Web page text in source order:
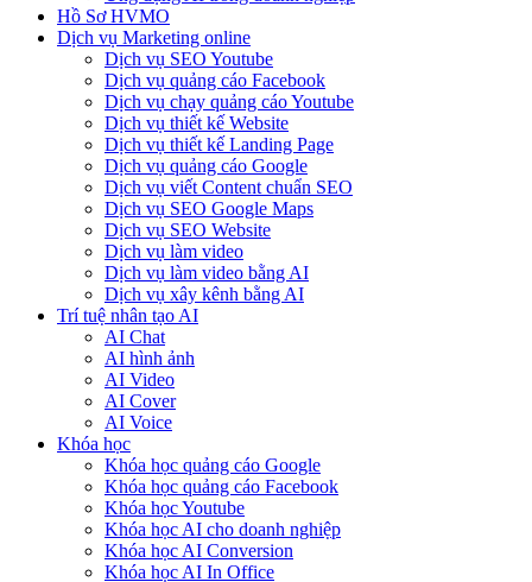
Hồ Sơ HVMO
Dịch vụ Marketing online
Dịch vụ SEO Youtube
Dịch vụ quảng cáo Facebook
Dịch vụ chạy quảng cáo Youtube
Dịch vụ thiết kế Website
Dịch vụ thiết kế Landing Page
Dịch vụ quảng cáo Google
Dịch vụ viết Content chuẩn SEO
Dịch vụ SEO Google Maps
Dịch vụ SEO Website
Dịch vụ làm video
Dịch vụ làm video bằng AI
Dịch vụ xây kênh bằng AI
Trí tuệ nhân tạo AI
AI Chat
AI hình ảnh
AI Video
AI Cover
AI Voice
Khóa học
Khóa học quảng cáo Google
Khóa học quảng cáo Facebook
Khóa học Youtube
Khóa học AI cho doanh nghiệp
Khóa học AI Conversion
Khóa học AI In Office